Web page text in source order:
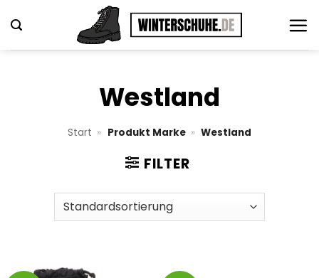
Inhalt
springen
Westland
Start » Produkt Marke » Westland
FILTER